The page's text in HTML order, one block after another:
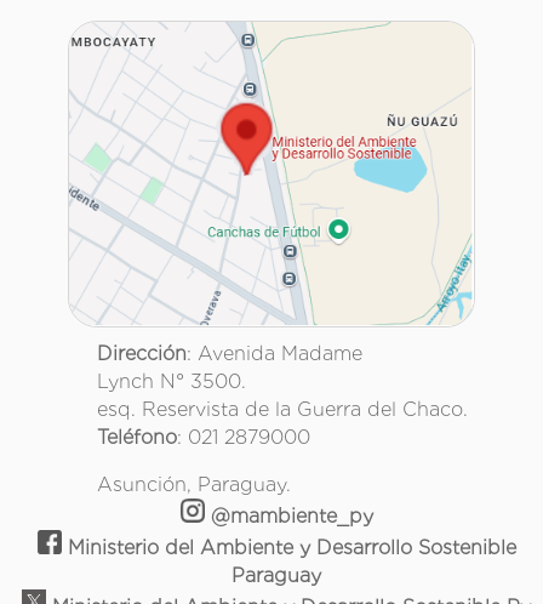
Dirección: Avenida Madame
Lynch N° 3500.
esq. Reservista de la Guerra del Chaco.
Teléfono: 021 2879000
Asunción, Paraguay.
@mambiente_py
Ministerio del Ambiente y Desarrollo Sostenible
Paraguay